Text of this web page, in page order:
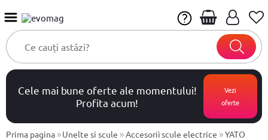
Cele mai bune oferte ale momentului!
Profita acum!
Vezi
oferte
Prima pagina »Unelte si scule »Accesorii scule electrice »YATO